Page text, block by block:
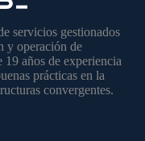
servicios gestionados
y operación de
19 años de experiencia
prácticas en la
convergentes.